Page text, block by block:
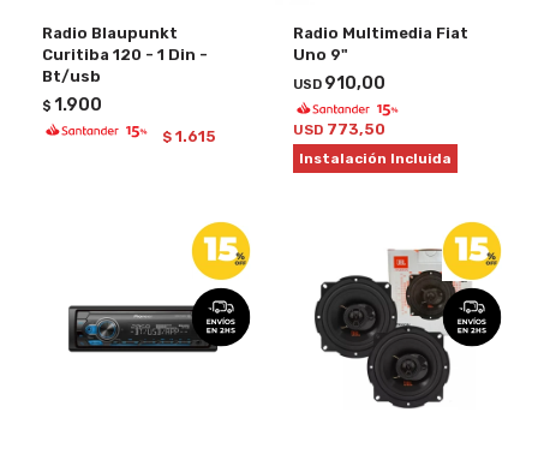
Radio Blaupunkt
Curitiba 120 - 1 Din -
Bt/usb
$ 1.900
$ 1.615
Radio Multimedia Fiat
Uno 9"
USD 910,00
USD 773,50
Instalación Incluida